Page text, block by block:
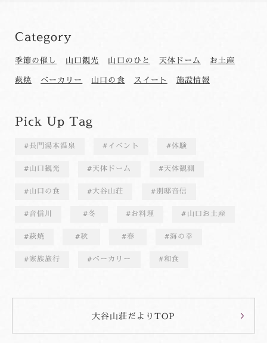
Category
季節の催し 山口観光 山口のひと 天体ドーム
お土産
萩焼
ベーカリー 山口の食 スイート 施設情報
Pick Up Tag
長門湯本温泉 イベント 体験
山口観光 天体ドーム 天体観測
山口の食 大谷山荘 別邸音信
音信川 冬 お料理 山口お土産
萩焼 秋 春 海の幸
家族旅行 ベーカリー 和食
大谷山荘だよりTOP